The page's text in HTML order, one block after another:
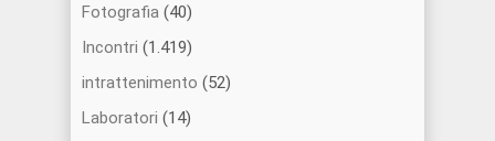
Fotografia (40)
Incontri (1.419)
intrattenimento (52)
Laboratori (14)